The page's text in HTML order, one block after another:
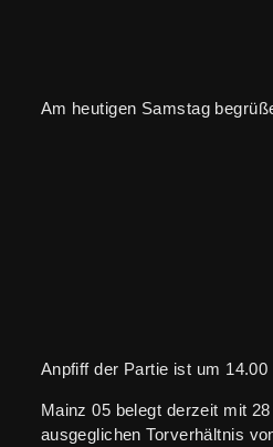
Am heutigen Samstag
Anpfiff der Partie ist um 14.00
Mainz 05 belegt derzeit mit
ausgeglichen Torverhältnis